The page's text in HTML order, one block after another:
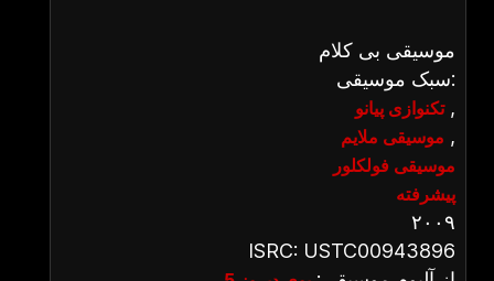
موسیقی بی کلام
سبک موسیقی:
تکنوازی پیانو,
موسیقی ملایم ,
موسیقی فولکلور
پیشرفته
۲۰۰۹
ISRC: USTC00943896